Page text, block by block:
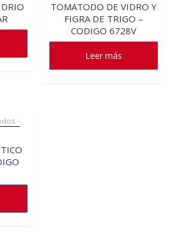
TOMATODO DE VIDRO Y
FIGRA DE TRIGO –
CODIGO 6728V
Leer más
-